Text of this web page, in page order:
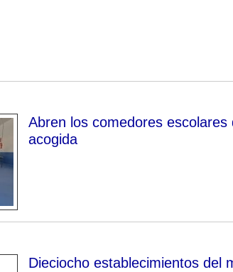
Abren los comedores
acogida
Dieciocho establecimientos del